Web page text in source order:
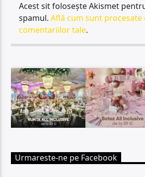
Acest sit folosește Akismet
spamul.Află cum sunt procesate
comentariilor tale.
Urmareste-ne pe Facebook